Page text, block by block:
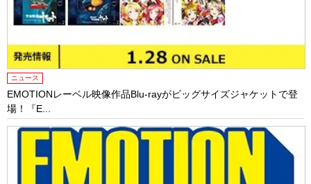
ニュース
EMOTIONレーベル映像作品Blu-rayがビッグサイズジャケットで登
場！『E...